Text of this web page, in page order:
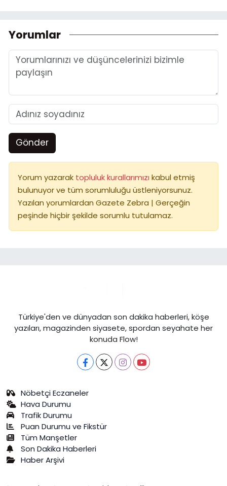
Yorumlar
Gönder
Yorum yazarak topluluk kurallarımızı kabul etmiş
bulunuyor ve tüm sorumluluğu üstleniyorsunuz.
Yazılan yorumlardan Gazete Zebra | Gerçeğin
peşinde hiçbir şekilde sorumlu tutulamaz.
Türkiye'den ve dünyadan son dakika haberleri, köşe
yazıları, magazinden siyasete, spordan seyahate her
konuda Flow!
Nöbetçi Eczaneler
Hava Durumu
Trafik Durumu
Puan Durumu ve Fikstür
Tüm Manşetler
Son Dakika Haberleri
Haber Arşivi